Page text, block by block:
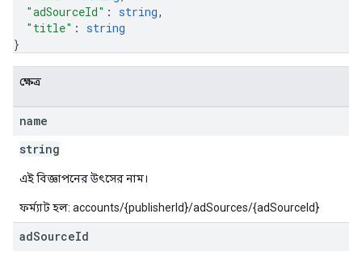
"adSourceId" : string,
"title" : string
}
ক্ষেত্র
name
string
এই বিজ্ঞাপনের উৎসের নাম।
ফর্ম্যাট হল: accounts/{publisherId}/adSources/{adSourceId}
adSourceId